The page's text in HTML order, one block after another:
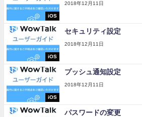
iOS
2018年12月11日
iOS
セキュリティ設定
2018年12月11日
iOS
プッシュ通知設定
2018年12月11日
パスワードの変更